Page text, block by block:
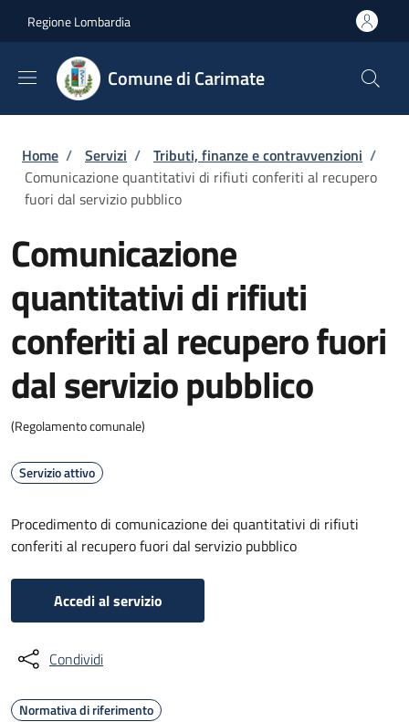
Regione Lombardia
Comune di Carimate
Briciole di pane
Home / Servizi / Tributi, finanze e contravvenzioni /
Comunicazione quantitativi di rifiuti conferiti al recupero
fuori dal servizio pubblico
Comunicazione
quantitativi di rifiuti
conferiti al recupero fuori
dal servizio pubblico
(Regolamento comunale)
Servizio attivo
Procedimento di comunicazione dei quantitativi di rifiuti
conferiti al recupero fuori dal servizio pubblico
Accedi al servizio
Condividi
Normativa di riferimento